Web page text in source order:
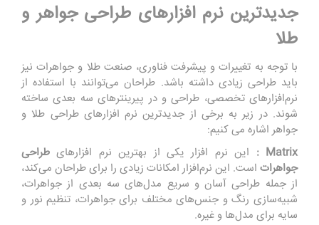
جدیدترین نرم افزارهای طراحی جواهر و
طلا
با توجه به تغییرات و پیشرفت فناوری، صنعت طلا و جواهرات نیز
باید طراحی زیادی داشته باشد. طراحان می‌توانند با استفاده از
نرم‌افزارهای تخصصی، طراحی و در پیرینترهای سه بعدی ساخته
شوند. در زیر به برخی از جدیدترین نرم افزارهای طراحی طلا و
جواهر اشاره می کنیم:
Matrix :
این نرم افزار یکی از بهترین نرم افزارهای طراحی
جواهرات است. این نرم‌افزار امکانات زیادی را برای طراحان می‌کند،
از جمله طراحی آسان و سریع مدل‌های سه بعدی از جواهرات،
شبیه‌سازی رنگ و جنس‌های مختلف برای جواهرات، تنظیم نور و
سایه برای مدل‌ها و غیره.